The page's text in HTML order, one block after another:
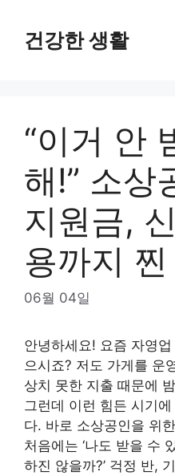
content건강한 생활
“이거 안
해!” 소상
지원금,
용까지
06월 04일
안녕하세요! 요즘 자영
으시죠? 저도 가게를 운
상치 못한 지출 때문에
그런데 이런 힘든 시기
다. 바로 소상공인을 위
처음에는 ‘나도 받을 수
하진 않을까?’ 걱정 반,